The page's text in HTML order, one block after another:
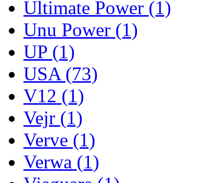
Ultimate Power (1)
Unu Power (1)
UP (1)
USA (73)
V12 (1)
Vejr (1)
Verve (1)
Verwa (1)